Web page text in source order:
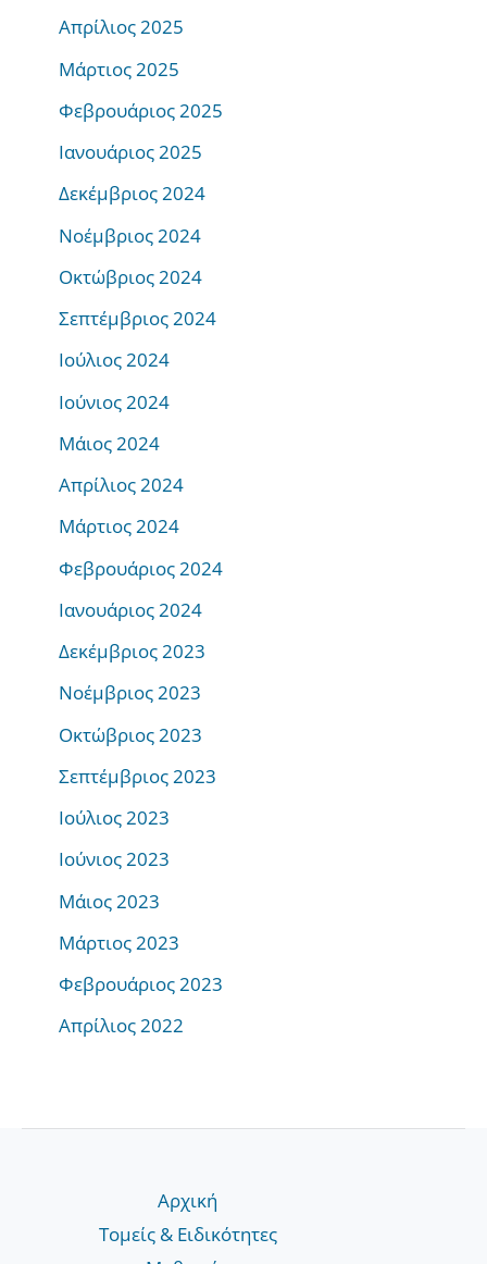
Απρίλιος 2025
Μάρτιος 2025
Φεβρουάριος 2025
Ιανουάριος 2025
Δεκέμβριος 2024
Νοέμβριος 2024
Οκτώβριος 2024
Σεπτέμβριος 2024
Ιούλιος 2024
Ιούνιος 2024
Μάιος 2024
Απρίλιος 2024
Μάρτιος 2024
Φεβρουάριος 2024
Ιανουάριος 2024
Δεκέμβριος 2023
Νοέμβριος 2023
Οκτώβριος 2023
Σεπτέμβριος 2023
Ιούλιος 2023
Ιούνιος 2023
Μάιος 2023
Μάρτιος 2023
Φεβρουάριος 2023
Απρίλιος 2022
Αρχική
Τομείς & Ειδικότητες